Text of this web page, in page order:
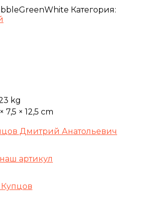
Категория:
kg
7,5 × 12,5 cm
Дмитрий Анатольевич
артикул